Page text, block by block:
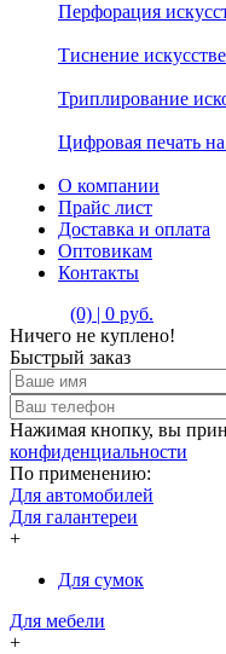
Перфорация
Тиснение
Триплирование
Цифровая печать
О компании
Прайс лист
Доставка и оплата
Оптовикам
Контакты
(0) | 0 руб.
Ничего не куплено!
Быстрый заказ
Нажимая кнопку, вы
конфиденциальности
По применению:
Для автомобилей
Для галантереи
+
Для сумок
Для мебели
+